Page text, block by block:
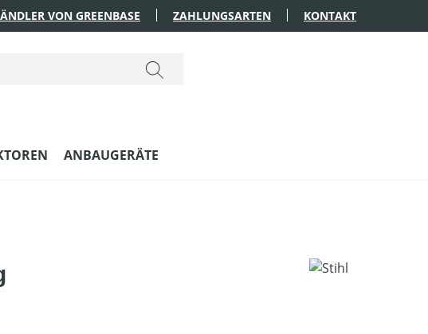
VON GREENBASE ZAHLUNGSARTEN KONTAKT
ANBAUGERÄTE